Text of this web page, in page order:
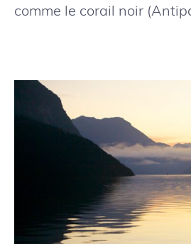
comme le corail noir